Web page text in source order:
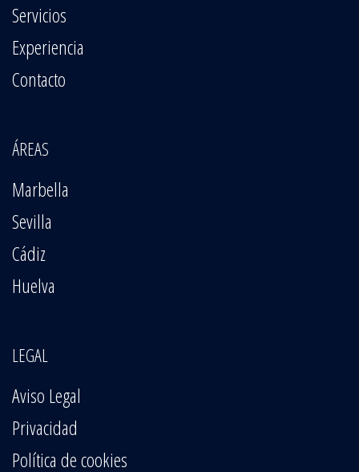
Servicios
Experiencia
Contacto
ÁREAS
Marbella
Sevilla
Cádiz
Huelva
LEGAL
Aviso Legal
Privacidad
Política de cookies